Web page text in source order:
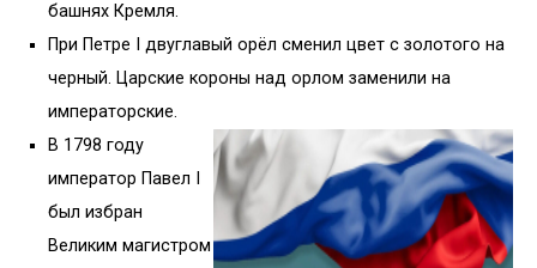
башнях Кремля.
При Петре I двуглавый орёл сменил цвет с золотого на
черный. Царские короны над орлом заменили на
императорские.
В 1798 году
император Павел I
был избран
Великим магистром